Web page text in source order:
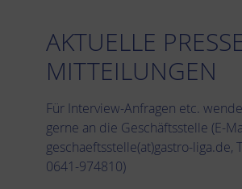
AKTUELLE
MITTEILUNGEN
Für Interview-Anfragen etc.
gerne an die Geschäftsstelle (E-
geschaeftsstelle(at)gastro-liga.de,
0641-974810)